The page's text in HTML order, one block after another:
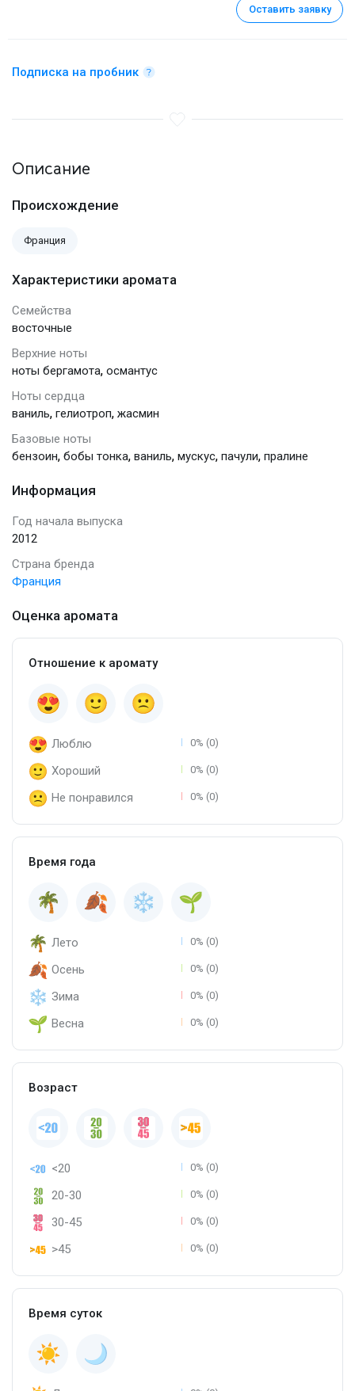
Оставить заявку
Подписка на пробник
Описание
Происхождение
Франция
Характеристики аромата
Семейства
восточные
Верхние ноты
ноты бергамота, османтус
Ноты сердца
ваниль, гелиотроп, жасмин
Базовые ноты
бензоин, бобы тонка, ваниль, мускус, пачули, пралине
Информация
Год начала выпуска
2012
Страна бренда
Франция
Оценка аромата
Отношение к аромату
Люблю 0% (0)
Хороший 0% (0)
Не понравился 0% (0)
Время года
Лето 0% (0)
Осень 0% (0)
Зима 0% (0)
Весна 0% (0)
Возраст
<20 0% (0)
20-30 0% (0)
30-45 0% (0)
>45 0% (0)
Время суток